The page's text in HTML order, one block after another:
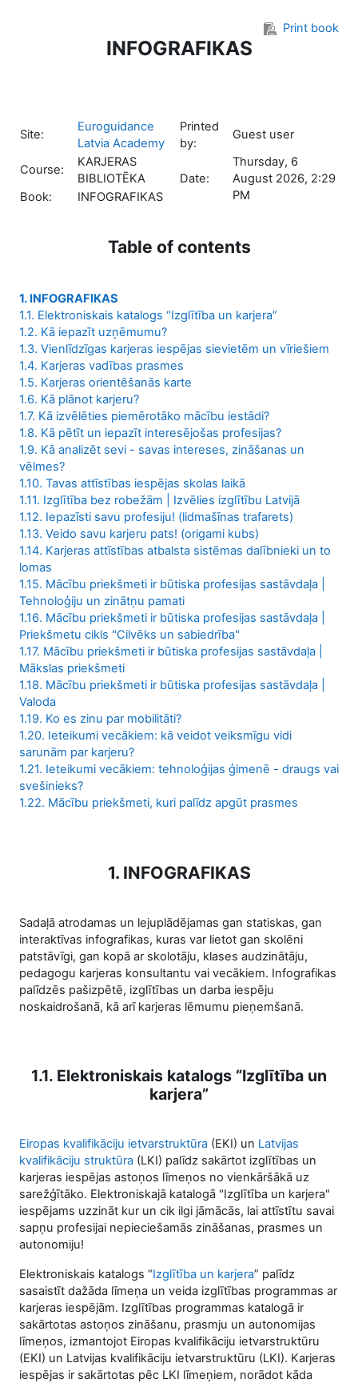
Print book
INFOGRAFIKAS
Site:
Euroguidance
Latvia Academy
Course:
KARJERAS
BIBLIOTĒKA
Book:
INFOGRAFIKAS
Printed
by:
Guest user
Date:
Thursday, 6
August 2026, 2:29
PM
Table of contents
1. INFOGRAFIKAS
1.1. Elektroniskais katalogs “Izglītība un karjera”
1.2. Kā iepazīt uzņēmumu?
1.3. Vienlīdzīgas karjeras iespējas sievietēm un vīriešiem
1.4. Karjeras vadības prasmes
1.5. Karjeras orientēšanās karte
1.6. Kā plānot karjeru?
1.7. Kā izvēlēties piemērotāko mācību iestādi?
1.8. Kā pētīt un iepazīt interesējošas profesijas?
1.9. Kā analizēt sevi - savas intereses, zināšanas un
vēlmes?
1.10. Tavas attīstības iespējas skolas laikā
1.11. Izglītība bez robežām | Izvēlies izglītību Latvijā
1.12. Iepazīsti savu profesiju! (lidmašīnas trafarets)
1.13. Veido savu karjeru pats! (origami kubs)
1.14. Karjeras attīstības atbalsta sistēmas dalībnieki un to
lomas
1.15. Mācību priekšmeti ir būtiska profesijas sastāvdaļa |
Tehnoloģiju un zinātņu pamati
1.16. Mācību priekšmeti ir būtiska profesijas sastāvdaļa |
Priekšmetu cikls "Cilvēks un sabiedrība"
1.17. Mācību priekšmeti ir būtiska profesijas sastāvdaļa |
Mākslas priekšmeti
1.18. Mācību priekšmeti ir būtiska profesijas sastāvdaļa |
Valoda
1.19. Ko es zinu par mobilitāti?
1.20. Ieteikumi vecākiem: kā veidot veiksmīgu vidi
sarunām par karjeru?
1.21. Ieteikumi vecākiem: tehnoloģijas ģimenē - draugs vai
svešinieks?
1.22. Mācību priekšmeti, kuri palīdz apgūt prasmes
1. INFOGRAFIKAS
Sadaļā atrodamas un lejuplādējamas gan statiskas, gan
interaktīvas infografikas, kuras var lietot gan skolēni
patstāvīgi, gan kopā ar skolotāju, klases audzinātāju,
pedagogu karjeras konsultantu vai vecākiem. Infografikas
palīdzēs pašizpētē, izglītības un darba iespēju
noskaidrošanā, kā arī karjeras lēmumu pieņemšanā.
1.1. Elektroniskais katalogs “Izglītība un
karjera”
Eiropas kvalifikāciju ietvarstruktūra (EKI) un Latvijas
kvalifikāciju struktūra (LKI) palīdz sakārtot izglītības un
karjeras iespējas astoņos līmeņos no vienkāršākā uz
sarežģītāko. Elektroniskajā katalogā "Izglītība un karjera"
iespējams uzzināt kur un cik ilgi jāmācās, lai attīstītu savai
sapņu profesijai nepieciešamās zināšanas, prasmes un
autonomiju!
Elektroniskais katalogs “Izglītība un karjera” palīdz
sasaistīt dažāda līmeņa un veida izglītības programmas ar
karjeras iespējām. Izglītības programmas katalogā ir
sakārtotas astoņos zināšanu, prasmju un autonomijas
līmeņos, izmantojot Eiropas kvalifikāciju ietvarstruktūru
(EKI) un Latvijas kvalifikāciju ietvarstruktūru (LKI). Karjeras
iespējas ir sakārtotas pēc LKI līmeņiem, norādot kāda